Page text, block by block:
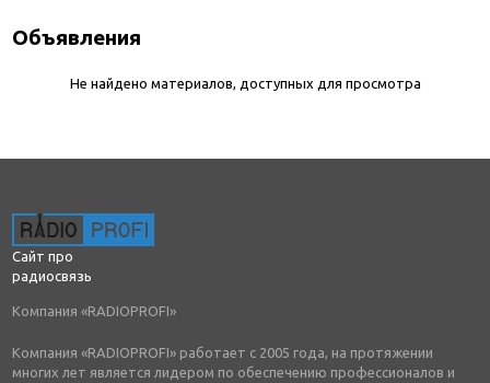
Объявления
Не найдено материалов, доступных для просмотра
Сайт про
радиосвязь
Компания «RADIOPROFI»
Компания «RADIOPROFI» работает с 2005 года, на протяжении
многих лет является лидером по обеспечению профессионалов и